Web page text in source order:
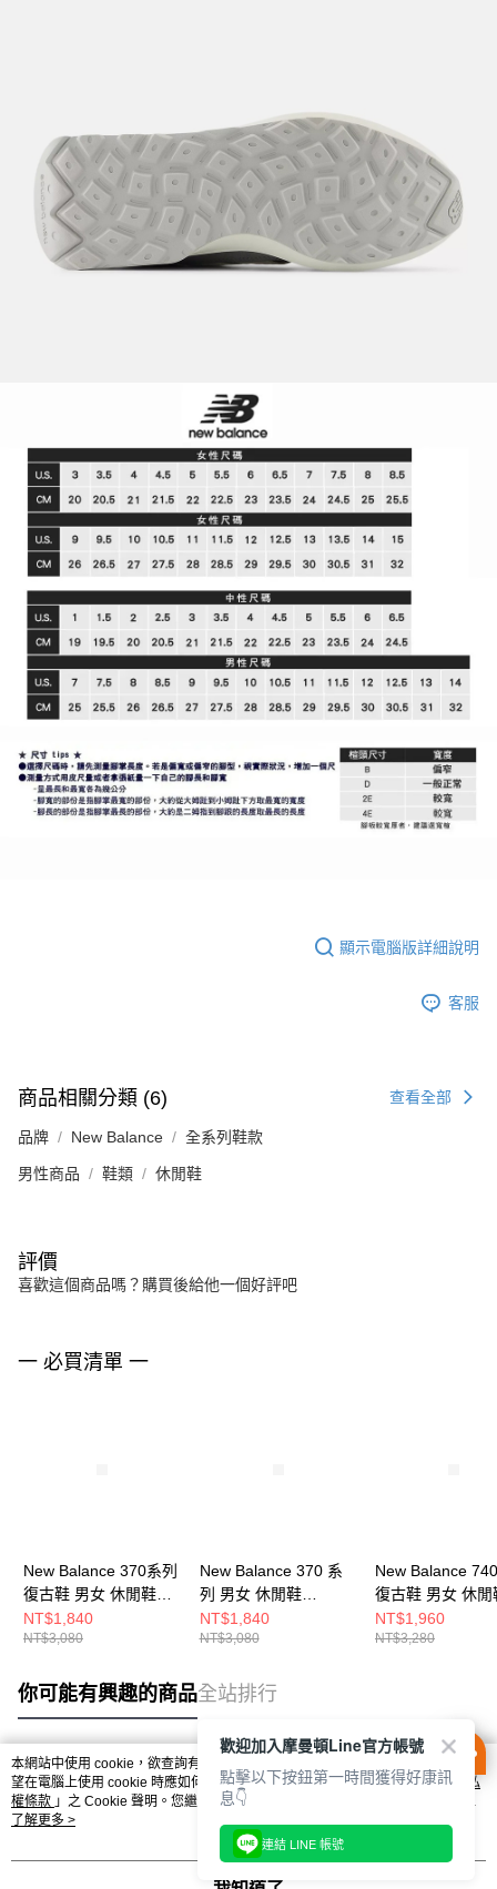
顯示電腦版詳細說明
客服
商品相關分類 (6) 查看全部
品牌 New Balance 全系列鞋款
男性商品 鞋類 休閒鞋
評價
喜歡這個商品嗎？購買後給他一個好評吧
一 必買清單 一
New Balance 370系列
復古鞋 男女 休閒鞋
U370UD-D
NT$1,840
NT$3,080
New Balance 370 系
列 男女 休閒鞋
U370AH-D
NT$1,840
NT$3,080
New Balance
復古鞋 男女 休閒
U740WW2-D
NT$1,960
NT$3,280
你可能有興趣的商品全站排行
熱門標籤
本網站中使用 cookie，欲查詢有關本網站使用 cookie 方式之詳情，及若您不希
望在電腦上使用 cookie 時應如何變更電腦的 cookie 設定，請參閱本網站「
隱私
權條款 」之 Cookie 聲明。您繼續使用本網站即表示您同意本公司得按本網站使
用條款之 Cookie 聲明使用 cookie。
了解更多 >
歡迎加入摩曼頓Line官方帳號
點擊以下按鈕第一時間獲得好康訊
息👇
連結 LINE 帳號